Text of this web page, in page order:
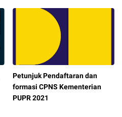
Petunjuk Pendaftaran dan
formasi CPNS Kementerian
PUPR 2021